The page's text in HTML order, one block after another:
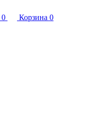
0 Корзина 0